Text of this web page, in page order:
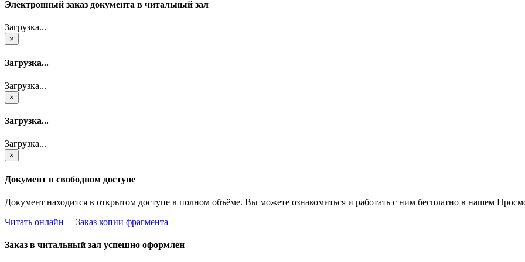
Электронный заказ документа в читальный зал
Загрузка...
×
Загрузка...
Загрузка...
×
Загрузка...
Загрузка...
×
Документ в свободном доступе
Документ находится в открытом доступе в полном объёме. Вы можете ознакомиться и работать с ним бесплатно в нашем
Читать онлайн
Заказ копии фрагмента
Заказ в читальный зал успешно оформлен